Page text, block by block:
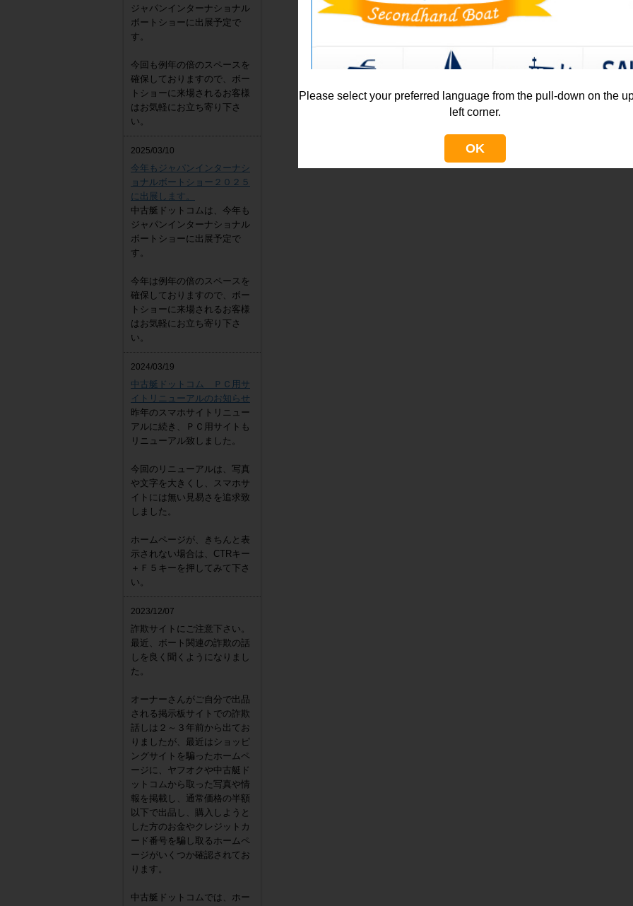
ジャパンインターナショナル
ボートショーに出展予定で
す。
今回も例年の倍のスペースを
確保しておりますので、ボー
トショーに来場されるお客様
はお気軽にお立ち寄り下さ
い。
2025/03/10
今年もジャパンインターナシ
ョナルボートショー２０２５
に出展します。
中古艇ドットコムは、今年も
ジャパンインターナショナル
ボートショーに出展予定で
す。
今年は例年の倍のスペースを
確保しておりますので、ボー
トショーに来場されるお客様
はお気軽にお立ち寄り下さ
い。
2024/03/19
中古艇ドットコム ＰＣ用サ
イトリニューアルのお知らせ
昨年のスマホサイトリニュー
アルに続き、ＰＣ用サイトも
リニューアル致しました。
今回のリニューアルは、写真
や文字を大きくし、スマホサ
イトには無い見易さを追求致
しました。
ホームページが、きちんと表
示されない場合は、CTRキー
＋Ｆ５キーを押してみて下さ
い。
2023/12/07
詐欺サイトにご注意下さい。
最近、ボート関連の詐欺の話
しを良く聞くようになりまし
た。
オーナーさんがご自分で出品
される掲示板サイトでの詐欺
話しは２～３年前から出てお
りましたが、最近はショッピ
ングサイトを騙ったホームペ
ージに、ヤフオクや中古艇ド
ットコムから取った写真や情
報を掲載し、通常価格の半額
以下で出品し、購入しようと
した方のお金やクレジットカ
ード番号を騙し取るホームペ
ージがいくつか確認されてお
ります。
中古艇ドットコムでは、ホー
Please select your preferred language from the pull-down on the
left corner.
OK